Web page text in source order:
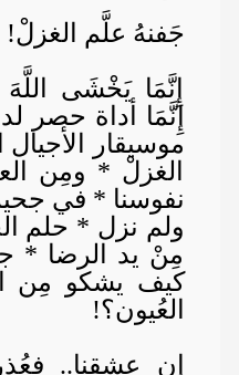
جَفنهُ علَّم الغزلْ!
إِنَّمَا يَخْشَى
إِنَّمَا أداة حصر
موسيقار
الغزلْ * ومِن
نفوسنا * في
ولم نزل * حلم
مِنْ يد الرضا *
كيف يشكو مِن
العُيون؟!
إن عشقنا..